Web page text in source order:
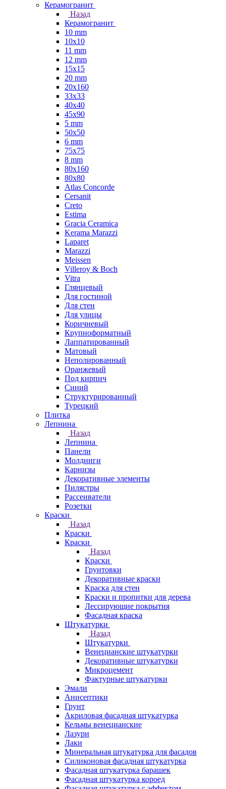
Керамогранит
Назад
Керамогранит
10 mm
10x10
11 mm
12 mm
15x15
20 mm
20х160
33x33
40х40
45x90
5 mm
50x50
6 mm
75х75
8 mm
80x160
80x80
Atlas Concorde
Cersanit
Creto
Estima
Gracia Ceramica
Kerama Marazzi
Laparet
Marazzi
Meissen
Villeroy & Boch
Vitra
Глянцевый
Для гостиной
Для стен
Для улицы
Коричневый
Крупноформатный
Лаппатированный
Матовый
Неполированный
Оранжевый
Под кирпич
Синий
Структурированный
Турецкий
Плитка
Лепнина
Назад
Лепнина
Панели
Молдинги
Карнизы
Декоративные элементы
Пилястры
Рассеиватели
Розетки
Краски
Назад
Краски
Краски
Назад
Краски
Грунтовки
Декоративные краски
Краска для стен
Краски и пропитки для дерева
Лессирующие покрытия
Фасадная краска
Штукатурки
Назад
Штукатурки
Венецианские штукатурки
Декоративные штукатурки
Микроцемент
Фактурные штукатурки
Эмали
Анисептики
Грунт
Акриловая фасадная штукатурка
Кельмы венецианские
Лазури
Лаки
Минеральная штукатурка для фасадов
Силиконовая фасадная штукатурка
Фасадная штукатурка барашек
Фасадная штукатурка короед